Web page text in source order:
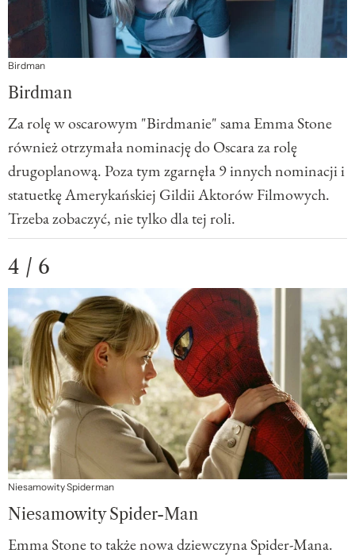
Birdman
Birdman
Za rolę w oscarowym "Birdmanie" sama Emma Stone
również otrzymała nominację do Oscara za rolę
drugoplanową. Poza tym zgarnęła 9 innych nominacji i
statuetkę Amerykańskiej Gildii Aktorów Filmowych.
Trzeba zobaczyć, nie tylko dla tej roli.
4 / 6
Niesamowity Spiderman
Niesamowity Spider-Man
Emma Stone to także nowa dziewczyna Spider-Mana.